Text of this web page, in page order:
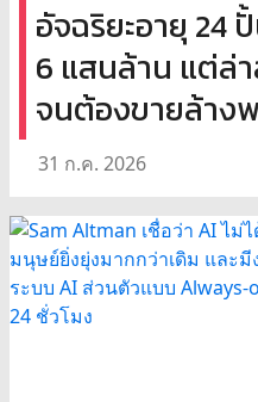
อัจฉริยะอายุ 24
6 แสนล้าน แต่ล่
จนต้องขายล้าง
31 ก.ค. 2026